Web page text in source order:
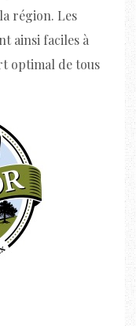
région. Les
ainsi faciles à
optimal de tous